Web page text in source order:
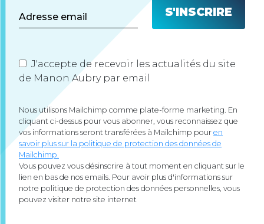
J'accepte de recevoir les actualités du site
de Manon Aubry par email
Nous utilisons Mailchimp comme plate-forme marketing. En
cliquant ci-dessus pour vous abonner, vous reconnaissez que
vos informations seront transférées à Mailchimp pour en
savoir plus sur la politique de protection des données de
Mailchimp.
Vous pouvez vous désinscrire à tout moment en cliquant sur le
lien en bas de nos emails. Pour avoir plus d'informations sur
notre politique de protection des données personnelles, vous
pouvez visiter notre site internet